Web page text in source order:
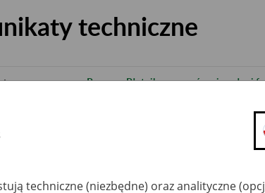
techniczne
Program Płatnik - przywrócenie pełnej
Ograniczenie w dostępie do portalu
Wdrożenie nowej metryki programu
techniczne (niezbędne) oraz analityczne